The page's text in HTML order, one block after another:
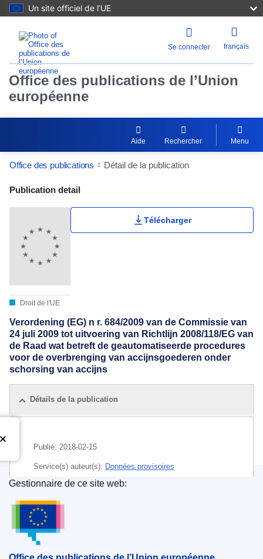
Un site officiel de l’UE
Se connecter français
Office des publications de l’Union
européenne
Aide Rechercher Menu
Office des publications Détail de la publication
Publication Detail Actions Portlet
Publication detail
Droit de l'UE
Télécharger
Verordening (EG) n r. 684/2009 van de Commissie van
24 juli 2009 tot uitvoering van Richtlijn 2008/118/EG van
de Raad wat betreft de geautomatiseerde procedures
voor de overbrenging van accijnsgoederen onder
schorsing van accijns
Détails de la publication
Publié: 2018-02-15
Service(s) auteur(s): Données provisoires
CELEX : 02009R0684-20180215
ELI :reg/2009/684/2018-02-15
Office des publications de l’Union européenne
Gestionnaire de ce site web: